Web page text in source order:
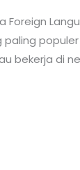
a Foreign
bekerja di